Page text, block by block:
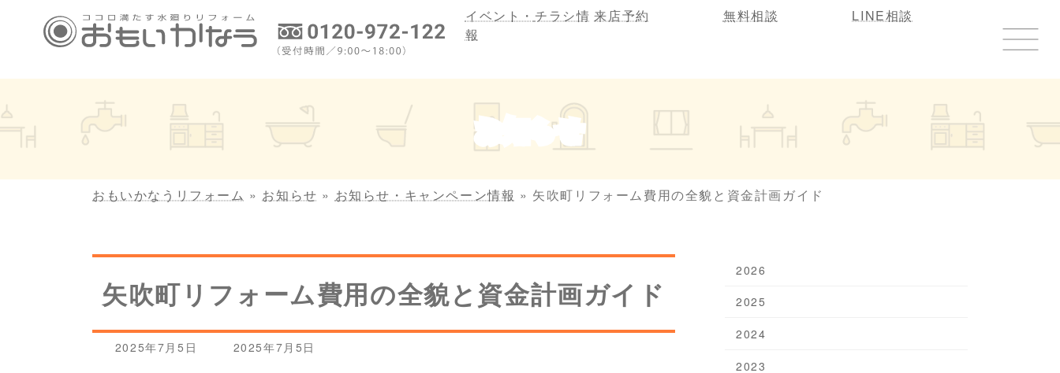
ツ
へ
ス
プ
シ
ョ
ン
動
イベント・ チラシ情
報
来店予約 無料相談 LINE相談
お知らせ
おもいかなうリフォーム » お知らせ » お知らせ・キャンペーン情報 » 矢吹町リフォーム費用の全貌と資金計画ガイド
矢吹町リフォーム費用の全貌と資金計画ガイド
2025年7月5日
最
2025年7月5日
2026
2025
2024
2023